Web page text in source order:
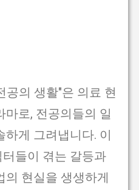
공의 생활"은 의료 현
마로, 전공의들의 일
하게 그려냅니다. 이
들이 겪는 갈등과
의 현실을 생생하게